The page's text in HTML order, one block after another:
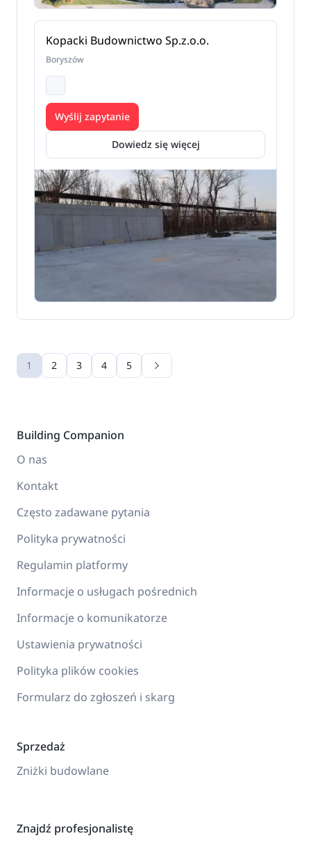
Kopacki Budownictwo Sp.z.o.o.
Boryszów
Dowiedz się więcej
Wyślij zapytanie
1 2 3 4 5
Building Companion
O nas
Kontakt
Często zadawane pytania
Polityka prywatności
Regulamin platformy
Informacje o usługach pośrednich
Informacje o komunikatorze
Ustawienia prywatności
Polityka plików cookies
Formularz do zgłoszeń i skarg
Sprzedaż
Zniżki budowlane
Znajdź profesjonalistę